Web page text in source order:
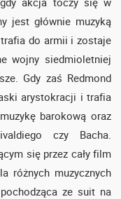
jest głównie muzyką
do armii i zostaje
wojny siedmioletniej
Gdy zaś Redmond
arystokracji i trafia
barokową oraz
czy Bacha.
się przez cały film
różnych muzycznych
ze suit na